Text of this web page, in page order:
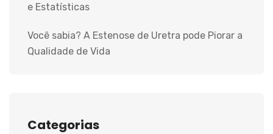
e Estatísticas
Você sabia? A Estenose de Uretra pode Piorar a
Qualidade de Vida
Categorias